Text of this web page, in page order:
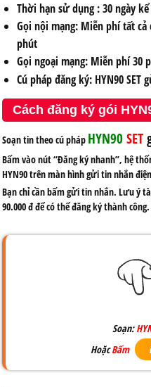
Thời hạn sử dụng: 30 ngày
Gọi nội mạng:Miễn phí tất cả
phút
Gọi ngoại mạng:Miễn phí 30
Cú pháp đăng ký: HYN90 SET
Cách đăng ký gói
Soạn tin theo cú pháp HYN90 SET
Bấm vào nút “Đăng ký nhanh”, hệ
HYN90trên màn hình gửi tin nhắn
Bạn chỉ cần bấm gửi tin nhắn. Lưu ý
90.000 đ để có thể đăng ký thành công.
Soạn:
Hoặc Bấm